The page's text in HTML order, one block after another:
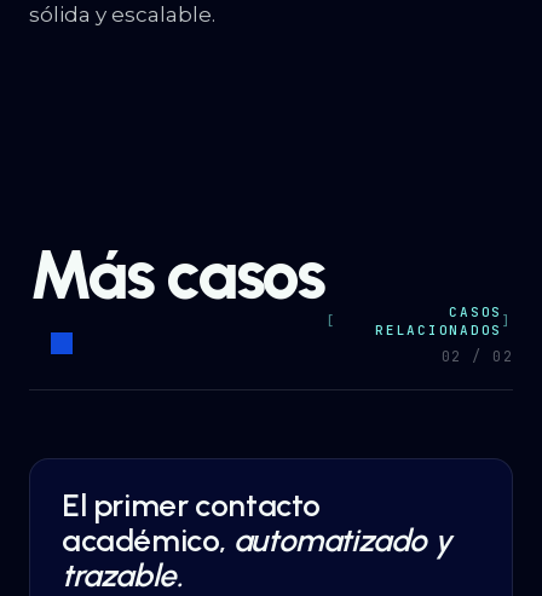
sólida y escalable.
Más casos
CASOS
RELACIONADOS
02 / 0 2
AI AUTOMATION·EDUCATION
El primer contacto
académico, automatizado y
trazable.